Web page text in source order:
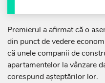
Premierul a afirmat că o
din punct de vedere
că unele companii de
apartamentelor la vânzare
corespund așteptărilor lor.